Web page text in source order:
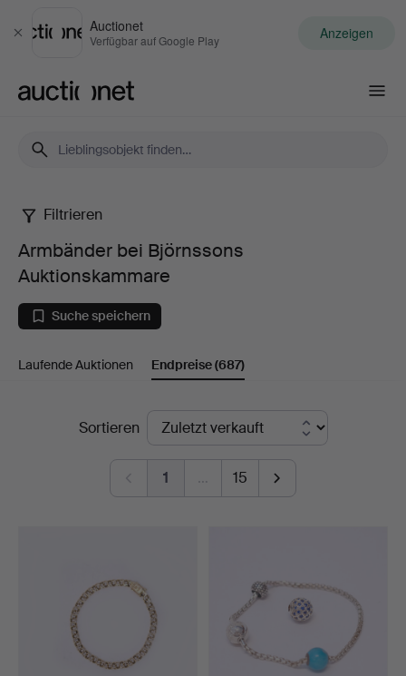
Schließen
Auctionet
Verfügbar auf Google Play Anzeigen
Armbänder
bei
Björnssons
Auktionskammare
Filtrieren
Armbänder bei Björnssons
Auktionskammare
Suche speichern
Laufende Auktionen Endpreise(687)
EndpreiseSortieren
1 … 15